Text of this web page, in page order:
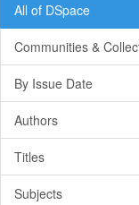
All of DSpace
Communities &
By Issue Date
Authors
Titles
Subjects